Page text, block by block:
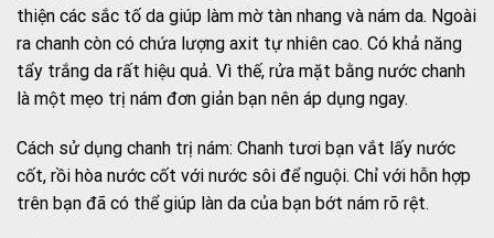
thiện các sắc tố da giúp làm mờ tàn nhang và nám da. Ngoài
ra chanh còn có chứa lượng axit tự nhiên cao. Có khả năng
tẩy trắng da rất hiệu quả. Vì thế, rửa mặt bằng nước chanh
là một mẹo trị nám đơn giản bạn nên áp dụng ngay.
Cách sử dụng chanh trị nám: Chanh tươi bạn vắt lấy nước
cốt, rồi hòa nước cốt với nước sôi để nguội. Chỉ với hỗn hợp
trên bạn đã có thể giúp làn da của bạn bớt nám rõ rệt.